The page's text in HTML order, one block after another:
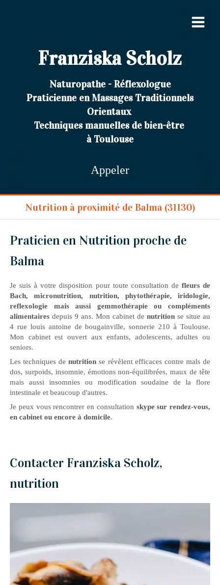
Franziska Scholz
Naturopathe - Réflexologue
Praticienne en Massages Traditionnels
Orientaux
Techniques manuelles de bien-être
à Toulouse
Appeler
Nutrition à proximité de Balma (31130)
Praticien en Nutrition proche de
Balma
Je suis à votre disposition pour toute consultation de fleurs de
Bach, micronutrition, nutrition, phytothérapie, iridologie,
reflexologie mais aussi gemmothérapie ou compléments
alimentaires depuis 9 ans. Mon cabinet de nutrition se situe au
4 rue louis antoine de bougainville, sonnerie 210 à Toulouse.
Mon cabinet est ouvert aux enfants, adolescents, adultes ou
seniors.
Les techniques denutrition se révèlent efficaces contre mals de
dos, surpoids, insomnie, émotions non-équilibrées, maux de tête
mais aussi insomnies ou modification soudaine de la flore
intestinale et beaucoup d'autres.
Je peux vous rencontrer en consultation skype sur rendez-vous,
en cabinet ou encore à domicile.
Contacter Franziska Scholz,
nutrition